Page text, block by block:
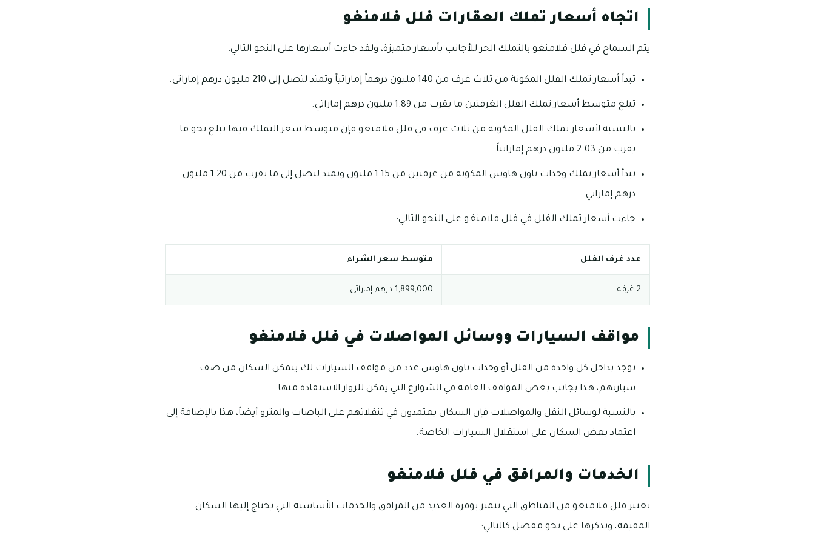
اتجاه أسعار تملك العقارات فلل فلامنغو
يتم السماح في فلل فلامنغو بالتملك الحر للأجانب بأسعار متميزة، ولقد جاءت أسعارها على النحو التالي:
تبدأ أسعار تملك الفلل المكونة من ثلاث غرف من 140 مليون درهماً إماراتياً وتمتد لتصل إلى 210 مليون درهم إماراتي.
تبلغ متوسط أسعار تملك الفلل الغرفتين ما يقرب من 1.89 مليون درهم إماراتي.
بالنسبة لأسعار تملك الفلل المكونة من ثلاث غرف في فلل فلامنغو فإن متوسط سعر التملك فيها يبلغ نحو ما
يقرب من 2.03 مليون درهم إماراتياً.
تبدأ أسعار تملك وحدات تاون هاوس المكونة من غرفتين من 1.15 مليون وتمتد لتصل إلى ما يقرب من 1.20 مليون
درهم إماراتي.
جاءت أسعار تملك الفلل في فلل فلامنغو على النحو التالي:
عدد غرف الفلل متوسط سعر الشراء
2 غرفة 1,899,000 درهم إماراتي.
مواقف السيارات ووسائل المواصلات في فلل فلامنغو
توجد بداخل كل واحدة من الفلل أو وحدات تاون هاوس عدد من مواقف السيارات لك يتمكن السكان من صف
سيارتهم، هذا بجانب بعض المواقف العامة في الشوارع التي يمكن للزوار الاستفادة منها.
بالنسبة لوسائل النقل والمواصلات فإن السكان يعتمدون في تنقلاتهم على الباصات والمترو أيضاً، هذا بالإضافة إلى
اعتماد بعض السكان على استقلال السيارات الخاصة.
الخدمات والمرافق في فلل فلامنغو
تعتبر فلل فلامنغو من المناطق التي تتميز بوفرة العديد من المرافق والخدمات الأساسية التي يحتاج إليها السكان
المقيمة، ونذكرها على نحو مفصل كالتالي: